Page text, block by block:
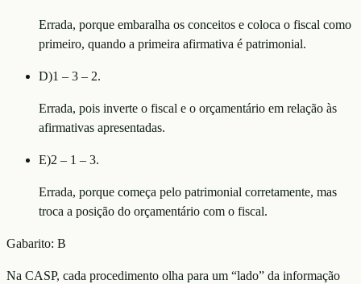
Errada, porque embaralha os conceitos e coloca o fiscal como
primeiro, quando a primeira afirmativa é patrimonial.
D)1 – 3 – 2.
Errada, pois inverte o fiscal e o orçamentário em relação às
afirmativas apresentadas.
E)2 – 1 – 3.
Errada, porque começa pelo patrimonial corretamente, mas
troca a posição do orçamentário com o fiscal.
Gabarito: B
Na CASP, cada procedimento olha para um “lado” da informação